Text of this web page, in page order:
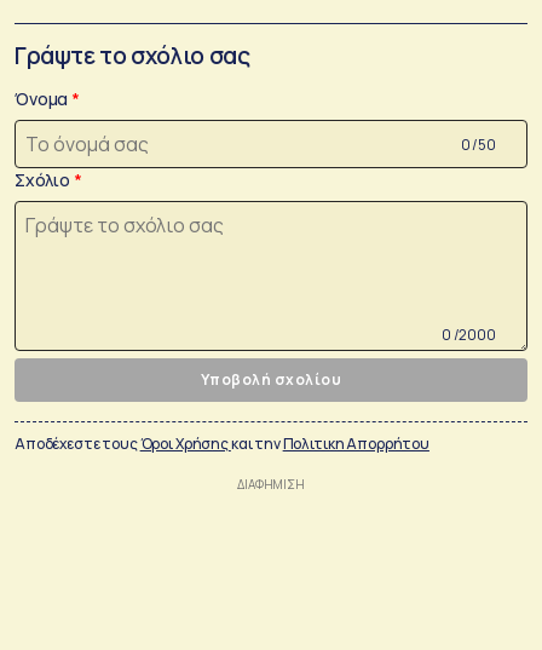
Γράψτε το σχόλιο σας
Όνομα
0 /50
Σχόλιο
0 /2000
Υποβολή σχολίου
Αποδέχεστε τουςΌροι Χρήσηςκαι τηνΠολιτικη Απορρήτου